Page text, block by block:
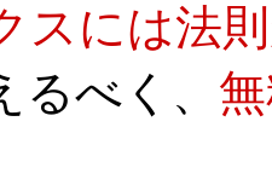
スには法
べく、